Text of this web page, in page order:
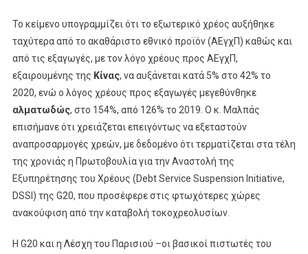
Το κείμενο υπογραμμίζει ότι το εξωτερικό χρέος αυξήθηκε
ταχύτερα από το ακαθάριστο εθνικό προϊόν (ΑΕγχΠ) καθώς και
από τις εξαγωγές, με τον λόγο χρέους προς ΑΕγχΠ,
εξαιρουμένης της Κίνας, να αυξάνεται κατά 5% στο 42% το
2020, ενώ ο λόγος χρέους προς εξαγωγές μεγεθύνθηκε
αλματωδώς, στο 154%, από 126% το 2019. Ο κ. Μαλπάς
επισήμανε ότι χρειάζεται επειγόντως να εξεταστούν
αναπροσαρμογές χρεών, με δεδομένο ότι τερματίζεται στα τέλη
της χρονιάς η Πρωτοβουλία για την Αναστολή της
Εξυπηρέτησης του Χρέους (Debt Service Suspension Initiative,
DSSI) της G20, που προσέφερε στις φτωχότερες χώρες
ανακούφιση από την καταβολή τοκοχρεολυσίων.
Η G20 και η Λέσχη του Παρισιού –οι βασικοί πιστωτές του